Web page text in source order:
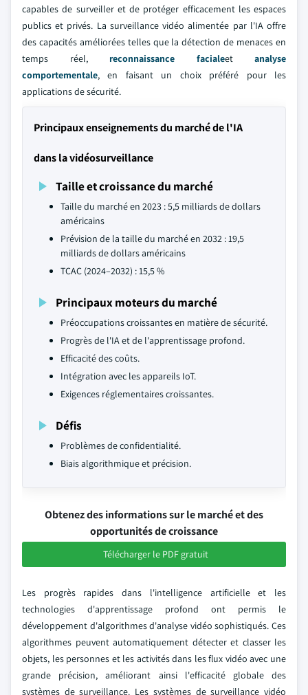
capables de surveiller et de protéger efficacement les espaces
publics et privés. La surveillance vidéo alimentée par l'IA offre
des capacités améliorées telles que la détection de menaces en
temps réel, reconnaissance facialeet analyse
comportementale, en faisant un choix préféré pour les
applications de sécurité.
Principaux enseignements du marché de l'IA
dans la vidéosurveillance
Taille et croissance du marché
Taille du marché en 2023 : 5,5 milliards de dollars
américains
Prévision de la taille du marché en 2032 : 19,5
milliards de dollars américains
TCAC (2024–2032) : 15,5 %
Principaux moteurs du marché
Préoccupations croissantes en matière de sécurité.
Progrès de l'IA et de l'apprentissage profond.
Efficacité des coûts.
Intégration avec les appareils IoT.
Exigences réglementaires croissantes.
Défis
Problèmes de confidentialité.
Biais algorithmique et précision.
Obtenez des informations sur le marché et des
opportunités de croissance
Télécharger le PDF gratuit
Les progrès rapides dans l'intelligence artificielle et les
technologies d'apprentissage profond ont permis le
développement d'algorithmes d'analyse vidéo sophistiqués. Ces
algorithmes peuvent automatiquement détecter et classer les
objets, les personnes et les activités dans les flux vidéo avec une
grande précision, améliorant ainsi l'efficacité globale des
systèmes de surveillance. Les systèmes de surveillance vidéo